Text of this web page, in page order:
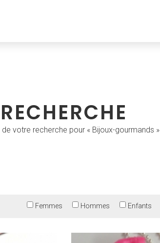
RECHERCHE
de votre recherche pour « Bijoux-gourmands »
Femmes Hommes Enfants